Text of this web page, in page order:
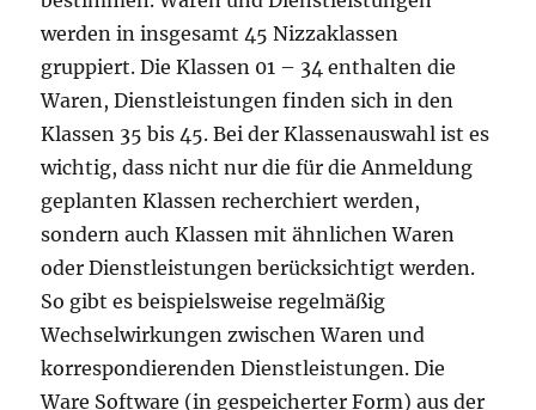
werden in insgesamt 45 Nizzaklassen
gruppiert. Die Klassen 01 – 34 enthalten die
Waren, Dienstleistungen finden sich in den
Klassen 35 bis 45. Bei der Klassenauswahl ist es
wichtig, dass nicht nur die für die Anmeldung
geplanten Klassen recherchiert werden,
sondern auch Klassen mit ähnlichen Waren
oder Dienstleistungen berücksichtigt werden.
So gibt es beispielsweise regelmäßig
Wechselwirkungen zwischen Waren und
korrespondierenden Dienstleistungen. Die
Ware Software (in gespeicherter Form) aus der